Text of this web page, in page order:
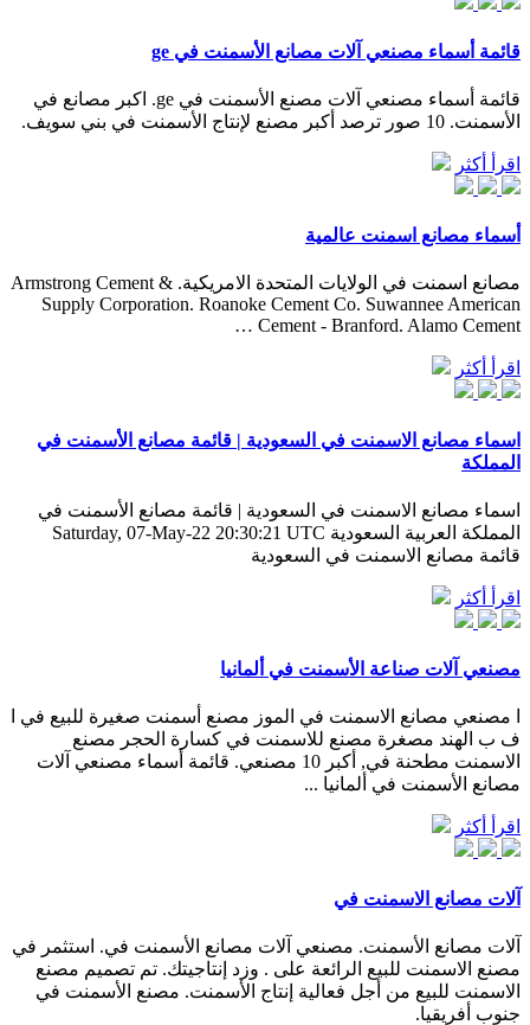
قائمة أسماء مصنعي آلات مصانع الأسمنت في ge
قائمة أسماء مصنعي آلات مصنع الأسمنت في ge. اكبر مصانع في
الأسمنت. 10 صور ترصد أكبر مصنع لإنتاج الأسمنت في بني سويف.
اقرأ أكثر
أسماء مصانع اسمنت عالمية
مصانع اسمنت في الولايات المتحدة الامريكية. Armstrong Cement &
Supply Corporation. Roanoke Cement Co. Suwannee American
Cement - Branford. Alamo Cement …
اقرأ أكثر
اسماء مصانع الاسمنت في السعودية | قائمة مصانع الأسمنت في
المملكة
اسماء مصانع الاسمنت في السعودية | قائمة مصانع الأسمنت في
المملكة العربية السعودية Saturday, 07-May-22 20:30:21 UTC
قائمة مصانع الاسمنت في السعودية
اقرأ أكثر
مصنعي آلات صناعة الأسمنت في ألمانيا
ا مصنعي مصانع الاسمنت في الموز مصنع أسمنت صغيرة للبيع في ا
ف ب الهند مصغرة مصنع للاسمنت في كسارة الحجر مصنع
الاسمنت مطحنة في, أكبر 10 مصنعي. قائمة أسماء مصنعي آلات
مصانع الأسمنت في ألمانيا ...
اقرأ أكثر
آلات مصانع الاسمنت في
آلات مصانع الأسمنت. مصنعي آلات مصانع الأسمنت في. استثمر في
مصنع الاسمنت للبيع الرائعة على . وزد إنتاجيتك. تم تصميم مصنع
الاسمنت للبيع من أجل فعالية إنتاج الأسمنت. مصنع الأسمنت في
جنوب أفريقيا.